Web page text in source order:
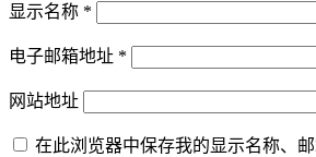
显示名称 *
电子邮箱地址 *
网站地址
在此浏览器中保存我的显示名称、邮